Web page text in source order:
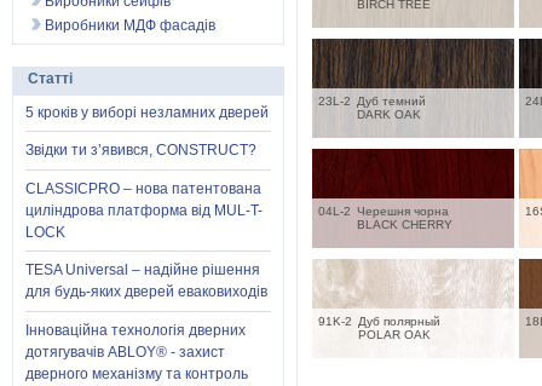
BIRCH TREE
23L-2
Дуб темний
DARK OAK
04L-2 Черешня чорна
BLACK СHERRY
91K-2
Дуб полярный
POLAR OAK
Виробники МДФ фасадів
Статті
5 кроків у виборі незламних дверей
Звідки ти з’явився, CONSTRUCT?
CLASSICPRO – нова патентована
циліндрова платформа від MUL-T-
LOCK
TESA Universal – надійне рішення
для будь-яких дверей еваковиходів
Інноваційна технологія дверних
дотягувачів ABLOY® - захист
дверного механізму та контроль